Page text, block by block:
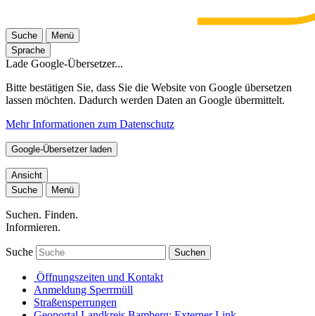
Suche
Menü
Sprache
Lade Google-Übersetzer...
Bitte bestätigen Sie, dass Sie die Website von Google übersetzen
lassen möchten. Dadurch werden Daten an Google übermittelt.
Mehr Informationen zum Datenschutz
Google-Übersetzer laden
Ansicht
Suche
Menü
Suchen. Finden.
Informieren.
Suche Suchen
Öffnungszeiten und Kontakt
Anmeldung Sperrmüll
Straßensperrungen